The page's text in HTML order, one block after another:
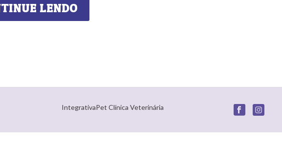
LENDO
IntegrativaPet Clínica Veterinária